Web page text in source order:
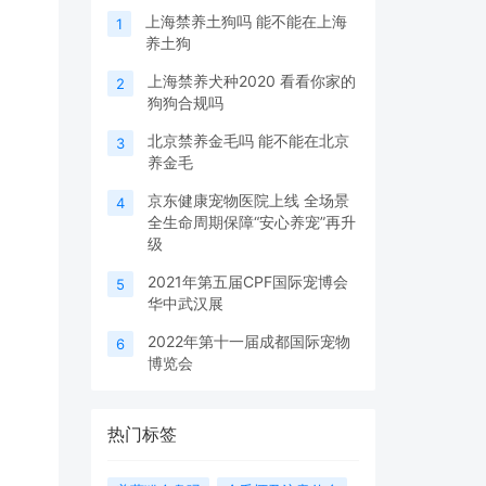
1
上海禁养土狗吗 能不能在上海
养土狗
2
上海禁养犬种2020 看看你家的
狗狗合规吗
3
北京禁养金毛吗 能不能在北京
养金毛
4
京东健康宠物医院上线 全场景
全生命周期保障“安心养宠”再升
级
5
2021年第五届CPF国际宠博会
华中武汉展
6
2022年第十一届成都国际宠物
博览会
热门标签